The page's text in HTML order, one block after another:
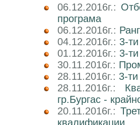
06.12.2016г.:
програма
06.12.2016г.:
04.12.2016г.: 3-
01.12.2016г.: 3-
30.11.2016г.:
28.11.2016г.: 3-
28.11.2016г.:
гр.Бургас -
20.11.2016г.:
квалификации